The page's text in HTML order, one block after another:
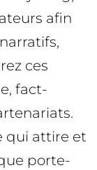
afin
ces
fact-
qui attire et
porte-